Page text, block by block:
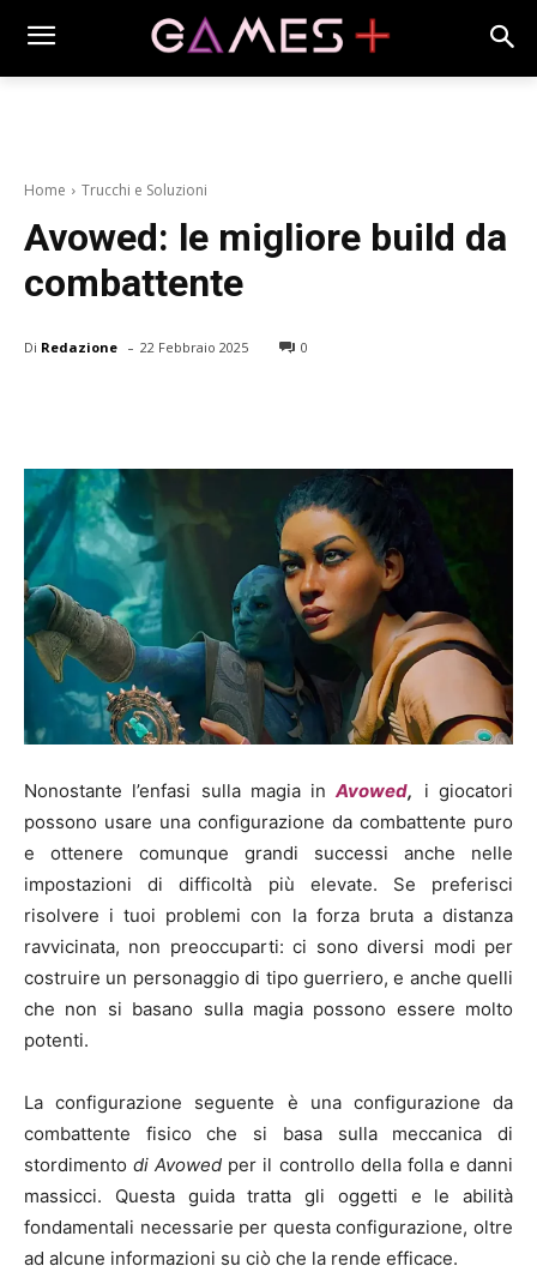
Home Trucchi e Soluzioni
Avowed: le migliore build da
combattente
Di Redazione - 22 Febbraio 2025 0
Nonostante l’enfasi sulla magia inAvowed,
i giocatori
possono usare una configurazione da combattente puro
e ottenere comunque grandi successi anche nelle
impostazioni di difficoltà più elevate. Se preferisci
risolvere i tuoi problemi con la forza bruta a distanza
ravvicinata, non preoccuparti: ci sono diversi modi per
costruire un personaggio di tipo guerriero, e anche quelli
che non si basano sulla magia possono essere molto
potenti.
La configurazione seguente è una configurazione da
combattente fisico che si basa sulla meccanica di
stordimentodi Avowed per il controllo della folla e danni
massicci. Questa guida tratta gli oggetti e le abilità
fondamentali necessarie per questa configurazione, oltre
ad alcune informazioni su ciò che la rende efficace.